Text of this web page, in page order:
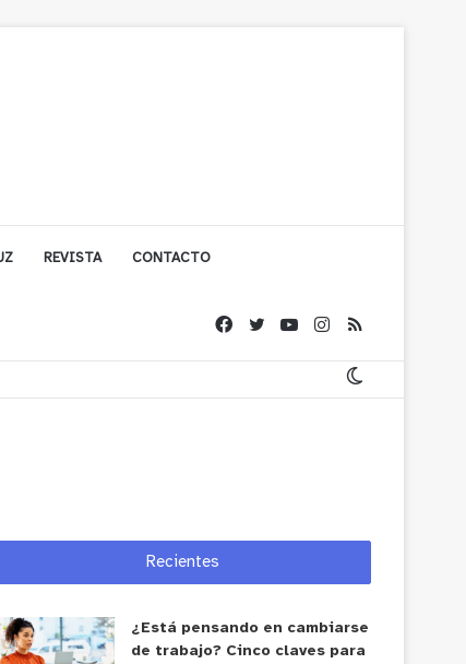
REVISTA CONTACTO
Recientes
¿Está pensando en cambiarse
de trabajo? Cinco claves para